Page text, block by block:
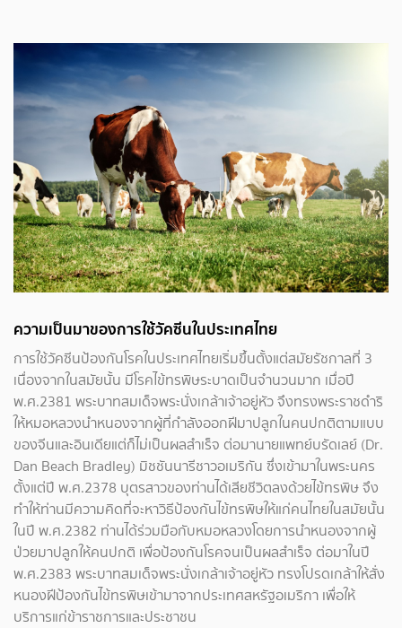
ความเป็นมาของการใช้วัคซีนในประเทศไทย
การใช้วัคซีนป้องกันโรคในประเทศไทยเริ่มขึ้นตั้งแต่สมัยรัชกาลที่ 3
เนื่องจากในสมัยนั้น มีโรคไข้ทรพิษระบาดเป็นจำนวนมาก เมื่อปี
พ.ศ.2381 พระบาทสมเด็จพระนั่งเกล้าเจ้าอยู่หัว จึงทรงพระราชดำริ
ให้หมอหลวงนำหนองจากผู้ที่กำลังออกฝีมาปลูกในคนปกติตามแบบ
ของจีนและอินเดียแต่ก็ไม่เป็นผลสำเร็จ ต่อมานายแพทย์บรัดเลย์ (Dr.
Dan Beach Bradley) มิชชันนารีชาวอเมริกัน ซึ่งเข้ามาในพระนคร
ตั้งแต่ปี พ.ศ.2378 บุตรสาวของท่านได้เสียชีวิตลงด้วยไข้ทรพิษ จึง
ทำให้ท่านมีความคิดที่จะหาวิธีป้องกันไข้ทรพิษให้แก่คนไทยในสมัยนั้น
ในปี พ.ศ.2382 ท่านได้ร่วมมือกับหมอหลวงโดยการนำหนองจากผู้
ป่วยมาปลูกให้คนปกติ เพื่อป้องกันโรคจนเป็นผลสำเร็จ ต่อมาในปี
พ.ศ.2383 พระบาทสมเด็จพระนั่งเกล้าเจ้าอยู่หัว ทรงโปรดเกล้าให้สั่ง
หนองฝีป้องกันไข้ทรพิษเข้ามาจากประเทศสหรัฐอเมริกา เพื่อให้
บริการแก่ข้าราชการและประชาชน